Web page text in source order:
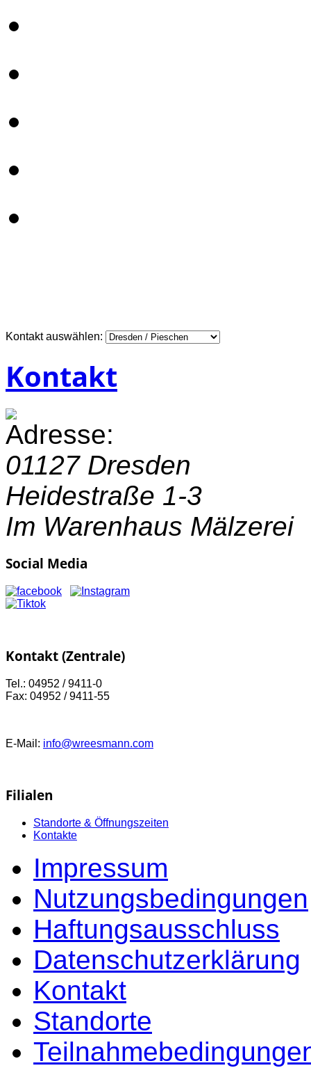
Kontakt auswählen:
Kontakt
01127 Dresden
Heidestraße 1-3
Im Warenhaus Mälzerei
Social Media
Kontakt (Zentrale)
Tel.: 04952 / 9411-0
Fax: 04952 / 9411-55
E-Mail: info@wreesmann.com
Filialen
Standorte & Öffnungszeiten
Kontakte
Impressum
Nutzungsbedingungen
Haftungsausschluss
Datenschutzerklärung
Kontakt
Standorte